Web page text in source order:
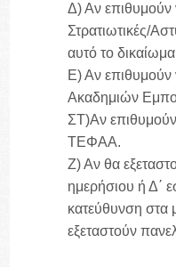
Δ) Αν επιθυμούν
Στρατιωτικές/
αυτό το
Ε) Αν επιθυμούν
Ακαδημιών
ΣΤ)Αν επιθυμούν
ΤΕΦΑΑ.
Ζ) Αν θα
ημερήσιου ή Δ΄
κατεύθυνση στα
εξεταστούν